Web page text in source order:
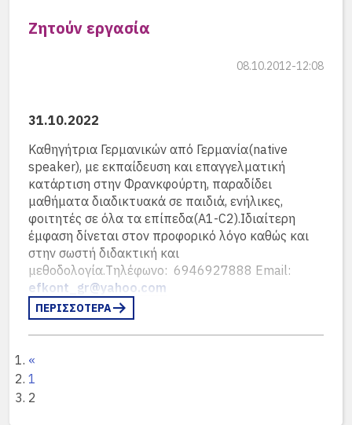
Ζητούν εργασία
08.10.2012-12:08
31.10.2022
Καθηγήτρια Γερμανικών από Γερμανία(native
speaker), με εκπαίδευση και επαγγελματική
κατάρτιση στην Φρανκφούρτη, παραδίδει
μαθήματα διαδικτυακά σε παιδιά, ενήλικες,
φοιτητές σε όλα τα επίπεδα(A1-C2).Ιδιαίτερη
έμφαση δίνεται στον προφορικό λόγο καθώς και
στην σωστή διδακτική και
μεθοδολογία.Τηλέφωνο: 6946927888 Email:
efkont_gr@yahoo.com
11.10.2022
γερμανικά και ελληνικά ως μητρικές γλώσσες,
γερμανικό πτυχίο C2 και αγγλικό πτυχίο C2,
αναλαμβάνω τη παράδοση μαθημάτων σε
ΠΕΡΙΣΣΟΤΕΡΑ
«
1
2